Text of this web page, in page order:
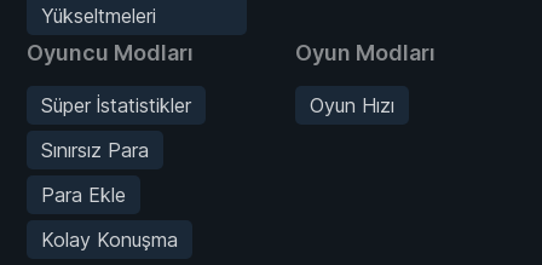
Yükseltmeleri
Oyuncu Modları
Süper İstatistikler
Sınırsız Para
Para Ekle
Kolay Konuşma
Oyun Modları
Oyun Hızı